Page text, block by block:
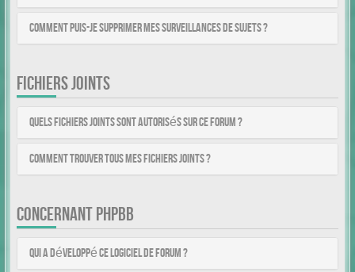
Comment puis-je supprimer mes surveillances de sujets ?
FICHIERS JOINTS
Quels fichiers joints sont autorisés sur ce forum ?
Comment trouver tous mes fichiers joints ?
CONCERNANT PHPBB
Qui a développé ce logiciel de forum ?